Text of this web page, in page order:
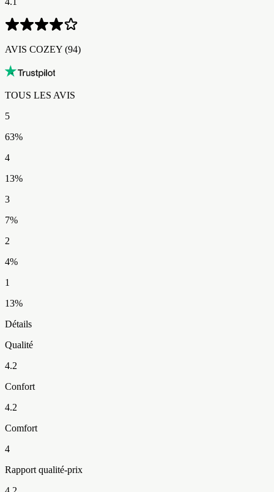
AVIS COZEY​​​​‌ ‍ ​‍​‍‌‍ ‌ ​‍‌‍‍‌‌‍‌ ‌‍‍‌‌‍ ‍​‍​‍​ ‍‍​‍​‍‌ ​ ‌‍​‌‌‍ ‍‌‍‍‌‌ ‌​‌ ‍‌​‍ ‍‌‍‍‌‌‍ ​‍​‍​‍ ​​‍​‍‌‍‍​‌ ​‍‌‍‌‌‌‍‌‍​‍​‍​ ‍‍​‍​‍‌‍‍​‌ ‌​‌ ‌​‌ ​​‌ ​ ​ ‍‍​‍ ​‍ ‌‍ ​‌‍ ‌‍​ ‌‍​‌‌‍ ​‌‍‍​‌‍ ‌ ​ ‌ ‌​​ ‍‍​ ​ ​ ​​​ ​​​ ​​​‍ ‌ ​ ‌ ‌​‌ ‌‌‌‍‌​‌‍‍‌‌‍ ​‍ ‌‍‍‌‌‍ ‍‌ ‌​‌‍‌‌‌‍ ‍‌ ‌​​‍ ‌‍‌‌‌‍‌​‌‍‍‌‌ ‌​​‍ ‌‍ ‌‌‍ ‌‍‌​‌‍‌‌​ ‌‌ ​​‌ ​‍‌‍‌‌‌ ​ ‌‍‌‌‌‍ ‍‌ ‌​‌‍​‌‌ ‌​‌‍‍‌‌‍ ‌‍ ‍​ ‍ ‌‍‍‌‌‍‌​​ ‌‌‍​‌​ ‌ ​ ‌ ​ ​‌‌‍​ ‌‍‌‍‌‍​‍‌‍‌​​‍ ‌​ ​‌‌‍​ ​ ‌‌​ ​ ​‍ ‌​ ‌​​ ​ ‌‍‌‍​ ‌ ​‍ ‌​ ‍‌​ ‌‌​ ‌ ​ ​ ​‍ ‌‌‍‌​‌‍​ ‌‍‌‌​ ​​‌‍​‍​ ‌​​ ‍​‌‍‌‍​ ‍​​ ‍​‌‍‌‍​ ​‍​ ‍ ‌ ‌​‌ ‍‌‌ ​​‌‍‌‌​ ‌‌ ​​‌‍‌​‌ ​​​ ‍ ‌ ​​‌‍​‌‌ ‌​‌‍‍​​ ‌‌ ‌‍‌‍​‌‌‍ ​‌ ‌‌‌‍‌‌‌​​‌‌‍‌​‌‍‌​‌‍‌‌‌‍‌​‌‌​ ‌‍‌‌‌‍​ ‌ ‌​‌‍‍‌‌‍ ‌‍ ‍‌ ​ ​‍‌‌​ ‌‌‌​​‍‌‌ ‌‍‍ ‌‍‌‌‌ ‍‌​‍‌‌​ ​ ‌​‌​​‍‌‌​ ​ ‌​‌​​‍‌‌​ ​‍​ ​‍‌‍​‌​ ‌‌​ ​ ​ ​​‌‍​‍‌‍​‍​ ​‍​ ‌ ​ ‌‌​ ‌‌​ ‍‌​ ​​​‍‌‌​ ​‍​ ​‍​‍‌‌​ ‌‌‌​‌​​‍ ‍‌ ​‍‌‍‌‌‌ ‌‍‌‍‍‌‌‍‌‌‌ ‌ ‌‌​ ‌ ‌‌‌‍ ‌‌‍ ‌‌‍​‌‌ ​‍‌ ‍‌‌‌‌​‌‍‌‌‌‍ ‌‌ ​​‌‍ ​‌‍​‌‌ ‌​‌‍‌‌​‍ ‍‌ ​ ‌ ‌‌‌‍ ‌‌‍ ‌‌‍​‌‌ ​‍‌ ‍‌‌​‌​‌‍​‌‌ ‌​‌‍​‌​‍ ‍‌ ‌​‌‍ ‌ ‌​‌‍​‌‌‍ ​‌‌​‍‌‍​‌‌ ‌​‌‍‍‌‌‍ ‍‌‍‌ ‌‌‌​‌‍‌‌‌ ‍​‌ ‌​​ ‌‍​‍‌‍​‌‌ ​ ‌‍‌‌‌‌‌‌‌ ​‍‌‍ ​​ ‌‌‍‍​‌ ‌​‌ ‌​‌ ​​‌ ​ ​‍‌‌​ ​ ‌​​‌​‍‌‌​ ​‍‌​‌‍​‍‌‌​ ​‍‌​‌‍‌‍ ​‌‍ ‌‍​ ‌‍​‌‌‍ ​‌‍‍​‌‍ ‌ ​ ‌ ‌​​‍‌‌​ ​ ‌​​‌​ ​ ​ ​​​ ​​​ ​​​‍‌‌​ ​‍‌​‌‍‌ ​ ‌ ‌​‌ ‌‌‌‍‌​‌‍‍‌‌‍ ​‍‌‍‌‍‍‌‌‍‌​​ ‌‌‍​‌​ ‌ ​ ‌ ​ ​‌‌‍​ ‌‍‌‍‌‍​‍‌‍‌​​‍ ‌​ ​‌‌‍​ ​ ‌‌​ ​ ​‍ ‌​ ‌​​ ​ ‌‍‌‍​ ‌ ​‍ ‌​ ‍‌​ ‌‌​ ‌ ​ ​ ​‍ ‌‌‍‌​‌‍​ ‌‍‌‌​ ​​‌‍​‍​ ‌​​ ‍​‌‍‌‍​ ‍​​ ‍​‌‍‌‍​ ​‍​‍‌‍‌ ‌​‌ ‍‌‌ ​​‌‍‌‌​ ‌‌ ​​‌‍‌​‌ ​​​‍‌‍‌ ​​‌‍​‌‌ ‌​‌‍‍​​ ‌‌ ‌‍‌‍​‌‌‍ ​‌ ‌‌‌‍‌‌‌​​‌‌‍‌​‌‍‌​‌‍‌‌‌‍‌​‌‌​ ‌‍‌‌‌‍​ ‌ ‌​‌‍‍‌‌‍ ‌‍ ‍‌ ​ ​‍‌‌​ ‌‌‌​​‍‌‌ ‌‍‍ ‌‍‌‌‌ ‍‌​‍‌‌​ ​ ‌​‌​​‍‌‌​ ​ ‌​‌​​‍‌‌​ ​‍​ ​‍‌‍​‌​ ‌‌​ ​ ​ ​​‌‍​‍‌‍​‍​ ​‍​ ‌ ​ ‌‌​ ‌‌​ ‍‌​ ​​​‍‌‌​ ​‍​ ​‍​‍‌‌​ ‌‌‌​‌​​‍ ‍‌ ​‍‌‍‌‌‌ ‌‍‌‍‍‌‌‍‌‌‌ ‌ ‌‌​ ‌ ‌‌‌‍ ‌‌‍ ‌‌‍​‌‌ ​‍‌ ‍‌‌‌‌​‌‍‌‌‌‍ ‌‌ ​​‌‍ ​‌‍​‌‌ ‌​‌‍‌‌​‍ ‍‌ ​ ‌ ‌‌‌‍ ‌‌‍ ‌‌‍​‌‌ ​‍‌ ‍‌‌​‌​‌‍​‌‌ ‌​‌‍​‌​‍ ‍‌ ‌​‌‍ ‌ ‌​‌‍​‌‌‍ ​‌‌​‍‌‍​‌‌ ‌​‌‍‍‌‌‍ ‍‌‍‌ ‌‌‌​‌‍‌‌‌ ‍​‌ ‌​​‍‌‍‌ ​​‌‍‌‌‌ ​‍‌ ​ ‌ ​​‌‍‌‌‌‍​ ‌ ‌​‌‍‍‌‌ ‌‍‌‍‌‌​ ‌‌ ​​‌ ‌‌‌‍​‍‌‍ ​‌‍‍‌‌ ​ ‌‍‍​‌‍‌‌‌‍‌​​‍​‍‌ ‌ (94)
TOUS LES AVIS​​​​‌ ‍ ​‍​‍‌‍ ‌ ​‍‌‍‍‌‌‍‌ ‌‍‍‌‌‍ ‍​‍​‍​ ‍‍​‍​‍‌ ​ ‌‍​‌‌‍ ‍‌‍‍‌‌ ‌​‌ ‍‌​‍ ‍‌‍‍‌‌‍ ​‍​‍​‍ ​​‍​‍‌‍‍​‌ ​‍‌‍‌‌‌‍‌‍​‍​‍​ ‍‍​‍​‍‌‍‍​‌ ‌​‌ ‌​‌ ​​‌ ​ ​ ‍‍​‍ ​‍ ‌‍ ​‌‍ ‌‍​ ‌‍​‌‌‍ ​‌‍‍​‌‍ ‌ ​ ‌ ‌​​ ‍‍​ ​ ​ ​​​ ​​​ ​​​‍ ‌ ​ ‌ ‌​‌ ‌‌‌‍‌​‌‍‍‌‌‍ ​‍ ‌‍‍‌‌‍ ‍‌ ‌​‌‍‌‌‌‍ ‍‌ ‌​​‍ ‌‍‌‌‌‍‌​‌‍‍‌‌ ‌​​‍ ‌‍ ‌‌‍ ‌‍‌​‌‍‌‌​ ‌‌ ​​‌ ​‍‌‍‌‌‌ ​ ‌‍‌‌‌‍ ‍‌ ‌​‌‍​‌‌ ‌​‌‍‍‌‌‍ ‌‍ ‍​ ‍ ‌‍‍‌‌‍‌​​ ‌‌‍​‌​ ‌ ​ ‌ ​ ​‌‌‍​ ‌‍‌‍‌‍​‍‌‍‌​​‍ ‌​ ​‌‌‍​ ​ ‌‌​ ​ ​‍ ‌​ ‌​​ ​ ‌‍‌‍​ ‌ ​‍ ‌​ ‍‌​ ‌‌​ ‌ ​ ​ ​‍ ‌‌‍‌​‌‍​ ‌‍‌‌​ ​​‌‍​‍​ ‌​​ ‍​‌‍‌‍​ ‍​​ ‍​‌‍‌‍​ ​‍​ ‍ ‌ ‌​‌ ‍‌‌ ​​‌‍‌‌​ ‌‌ ​​‌‍‌​‌ ​​​ ‍ ‌ ​​‌‍​‌‌ ‌​‌‍‍​​ ‌‌ ‌‍‌‍​‌‌‍ ​‌ ‌‌‌‍‌‌‌​​‌‌‍‌​‌‍‌​‌‍‌‌‌‍‌​‌‌​ ‌‍‌‌‌‍​ ‌ ‌​‌‍‍‌‌‍ ‌‍ ‍‌ ​ ​‍‌‌​ ‌‌‌​​‍‌‌ ‌‍‍ ‌‍‌‌‌ ‍‌​‍‌‌​ ​ ‌​‌​​‍‌‌​ ​ ‌​‌​​‍‌‌​ ​‍​ ​‍‌‍​‌​ ‌‌​ ​ ​ ​​‌‍​‍‌‍​‍​ ​‍​ ‌ ​ ‌‌​ ‌‌​ ‍‌​ ​​​‍‌‌​ ​‍​ ​‍​‍‌‌​ ‌‌‌​‌​​‍ ‍‌ ​‍‌‍‌‌‌ ‌‍‌‍‍‌‌‍‌‌‌ ‌ ‌‌​ ‌ ‌‌‌‍ ‌‌‍ ‌‌‍​‌‌ ​‍‌ ‍‌‌‌‌​‌‍‌‌‌‍ ‌‌ ​​‌‍ ​‌‍​‌‌ ‌​‌‍‌‌​‍ ‍‌‍​‍‌ ​‍‌‍‌‌‌‍​‌‌‍‍ ‌‍‌​‌‍ ‌ ‌ ‌‍ ‍‌​‌​‌‍​‌‌ ‌​‌‍​‌​‍ ‍‌ ‌​‌‍‍‌‌ ‌​‌‍ ​‌‍‌‌​ ‌‍​‍‌‍​‌‌ ​ ‌‍‌‌‌‌‌‌‌ ​‍‌‍ ​​ ‌‌‍‍​‌ ‌​‌ ‌​‌ ​​‌ ​ ​‍‌‌​ ​ ‌​​‌​‍‌‌​ ​‍‌​‌‍​‍‌‌​ ​‍‌​‌‍‌‍ ​‌‍ ‌‍​ ‌‍​‌‌‍ ​‌‍‍​‌‍ ‌ ​ ‌ ‌​​‍‌‌​ ​ ‌​​‌​ ​ ​ ​​​ ​​​ ​​​‍‌‌​ ​‍‌​‌‍‌ ​ ‌ ‌​‌ ‌‌‌‍‌​‌‍‍‌‌‍ ​‍‌‍‌‍‍‌‌‍‌​​ ‌‌‍​‌​ ‌ ​ ‌ ​ ​‌‌‍​ ‌‍‌‍‌‍​‍‌‍‌​​‍ ‌​ ​‌‌‍​ ​ ‌‌​ ​ ​‍ ‌​ ‌​​ ​ ‌‍‌‍​ ‌ ​‍ ‌​ ‍‌​ ‌‌​ ‌ ​ ​ ​‍ ‌‌‍‌​‌‍​ ‌‍‌‌​ ​​‌‍​‍​ ‌​​ ‍​‌‍‌‍​ ‍​​ ‍​‌‍‌‍​ ​‍​‍‌‍‌ ‌​‌ ‍‌‌ ​​‌‍‌‌​ ‌‌ ​​‌‍‌​‌ ​​​‍‌‍‌ ​​‌‍​‌‌ ‌​‌‍‍​​ ‌‌ ‌‍‌‍​‌‌‍ ​‌ ‌‌‌‍‌‌‌​​‌‌‍‌​‌‍‌​‌‍‌‌‌‍‌​‌‌​ ‌‍‌‌‌‍​ ‌ ‌​‌‍‍‌‌‍ ‌‍ ‍‌ ​ ​‍‌‌​ ‌‌‌​​‍‌‌ ‌‍‍ ‌‍‌‌‌ ‍‌​‍‌‌​ ​ ‌​‌​​‍‌‌​ ​ ‌​‌​​‍‌‌​ ​‍​ ​‍‌‍​‌​ ‌‌​ ​ ​ ​​‌‍​‍‌‍​‍​ ​‍​ ‌ ​ ‌‌​ ‌‌​ ‍‌​ ​​​‍‌‌​ ​‍​ ​‍​‍‌‌​ ‌‌‌​‌​​‍ ‍‌ ​‍‌‍‌‌‌ ‌‍‌‍‍‌‌‍‌‌‌ ‌ ‌‌​ ‌ ‌‌‌‍ ‌‌‍ ‌‌‍​‌‌ ​‍‌ ‍‌‌‌‌​‌‍‌‌‌‍ ‌‌ ​​‌‍ ​‌‍​‌‌ ‌​‌‍‌‌​‍ ‍‌‍​‍‌ ​‍‌‍‌‌‌‍​‌‌‍‍ ‌‍‌​‌‍ ‌ ‌ ‌‍ ‍‌​‌​‌‍​‌‌ ‌​‌‍​‌​‍ ‍‌ ‌​‌‍‍‌‌ ‌​‌‍ ​‌‍‌‌​‍‌‍‌ ​​‌‍‌‌‌ ​‍‌ ​ ‌ ​​‌‍‌‌‌‍​ ‌ ‌​‌‍‍‌‌ ‌‍‌‍‌‌​ ‌‌ ​​‌ ‌‌‌‍​‍‌‍ ​‌‍‍‌‌ ​ ‌‍‍​‌‍‌‌‌‍‌​​‍​‍‌ ‌
5
63%
4
13%
3
7%
2
4%
1
13%
Détails
Qualité
4.2
Confort
4.2
Comfort
4
Rapport qualité-prix